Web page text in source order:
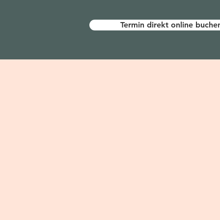
Termin direkt online